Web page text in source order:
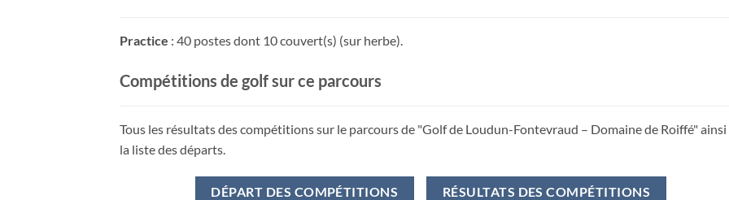
Practice : 40 postes dont 10 couvert(s) (sur herbe).
Compétitions de golf sur ce parcours
Tous les résultats des compétitions sur le parcours de "Golf de Loudun-Fontevraud – Domaine de Roiffé" ainsi
la liste des départs.
DÉPART DES COMPÉTITIONS RÉSULTATS DES COMPÉTITIONS